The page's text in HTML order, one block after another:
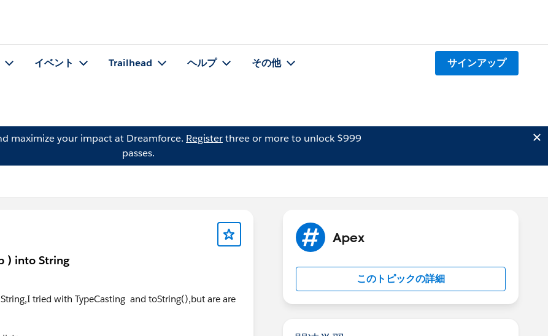
イベント Trailhead ヘルプ その他 サインアップ
maximize your impact at Dreamforce. Registerthree or more to unlock $999
passes.
) into String
tried with TypeCasting and toString(),but are are
Apex
このトピックの詳細